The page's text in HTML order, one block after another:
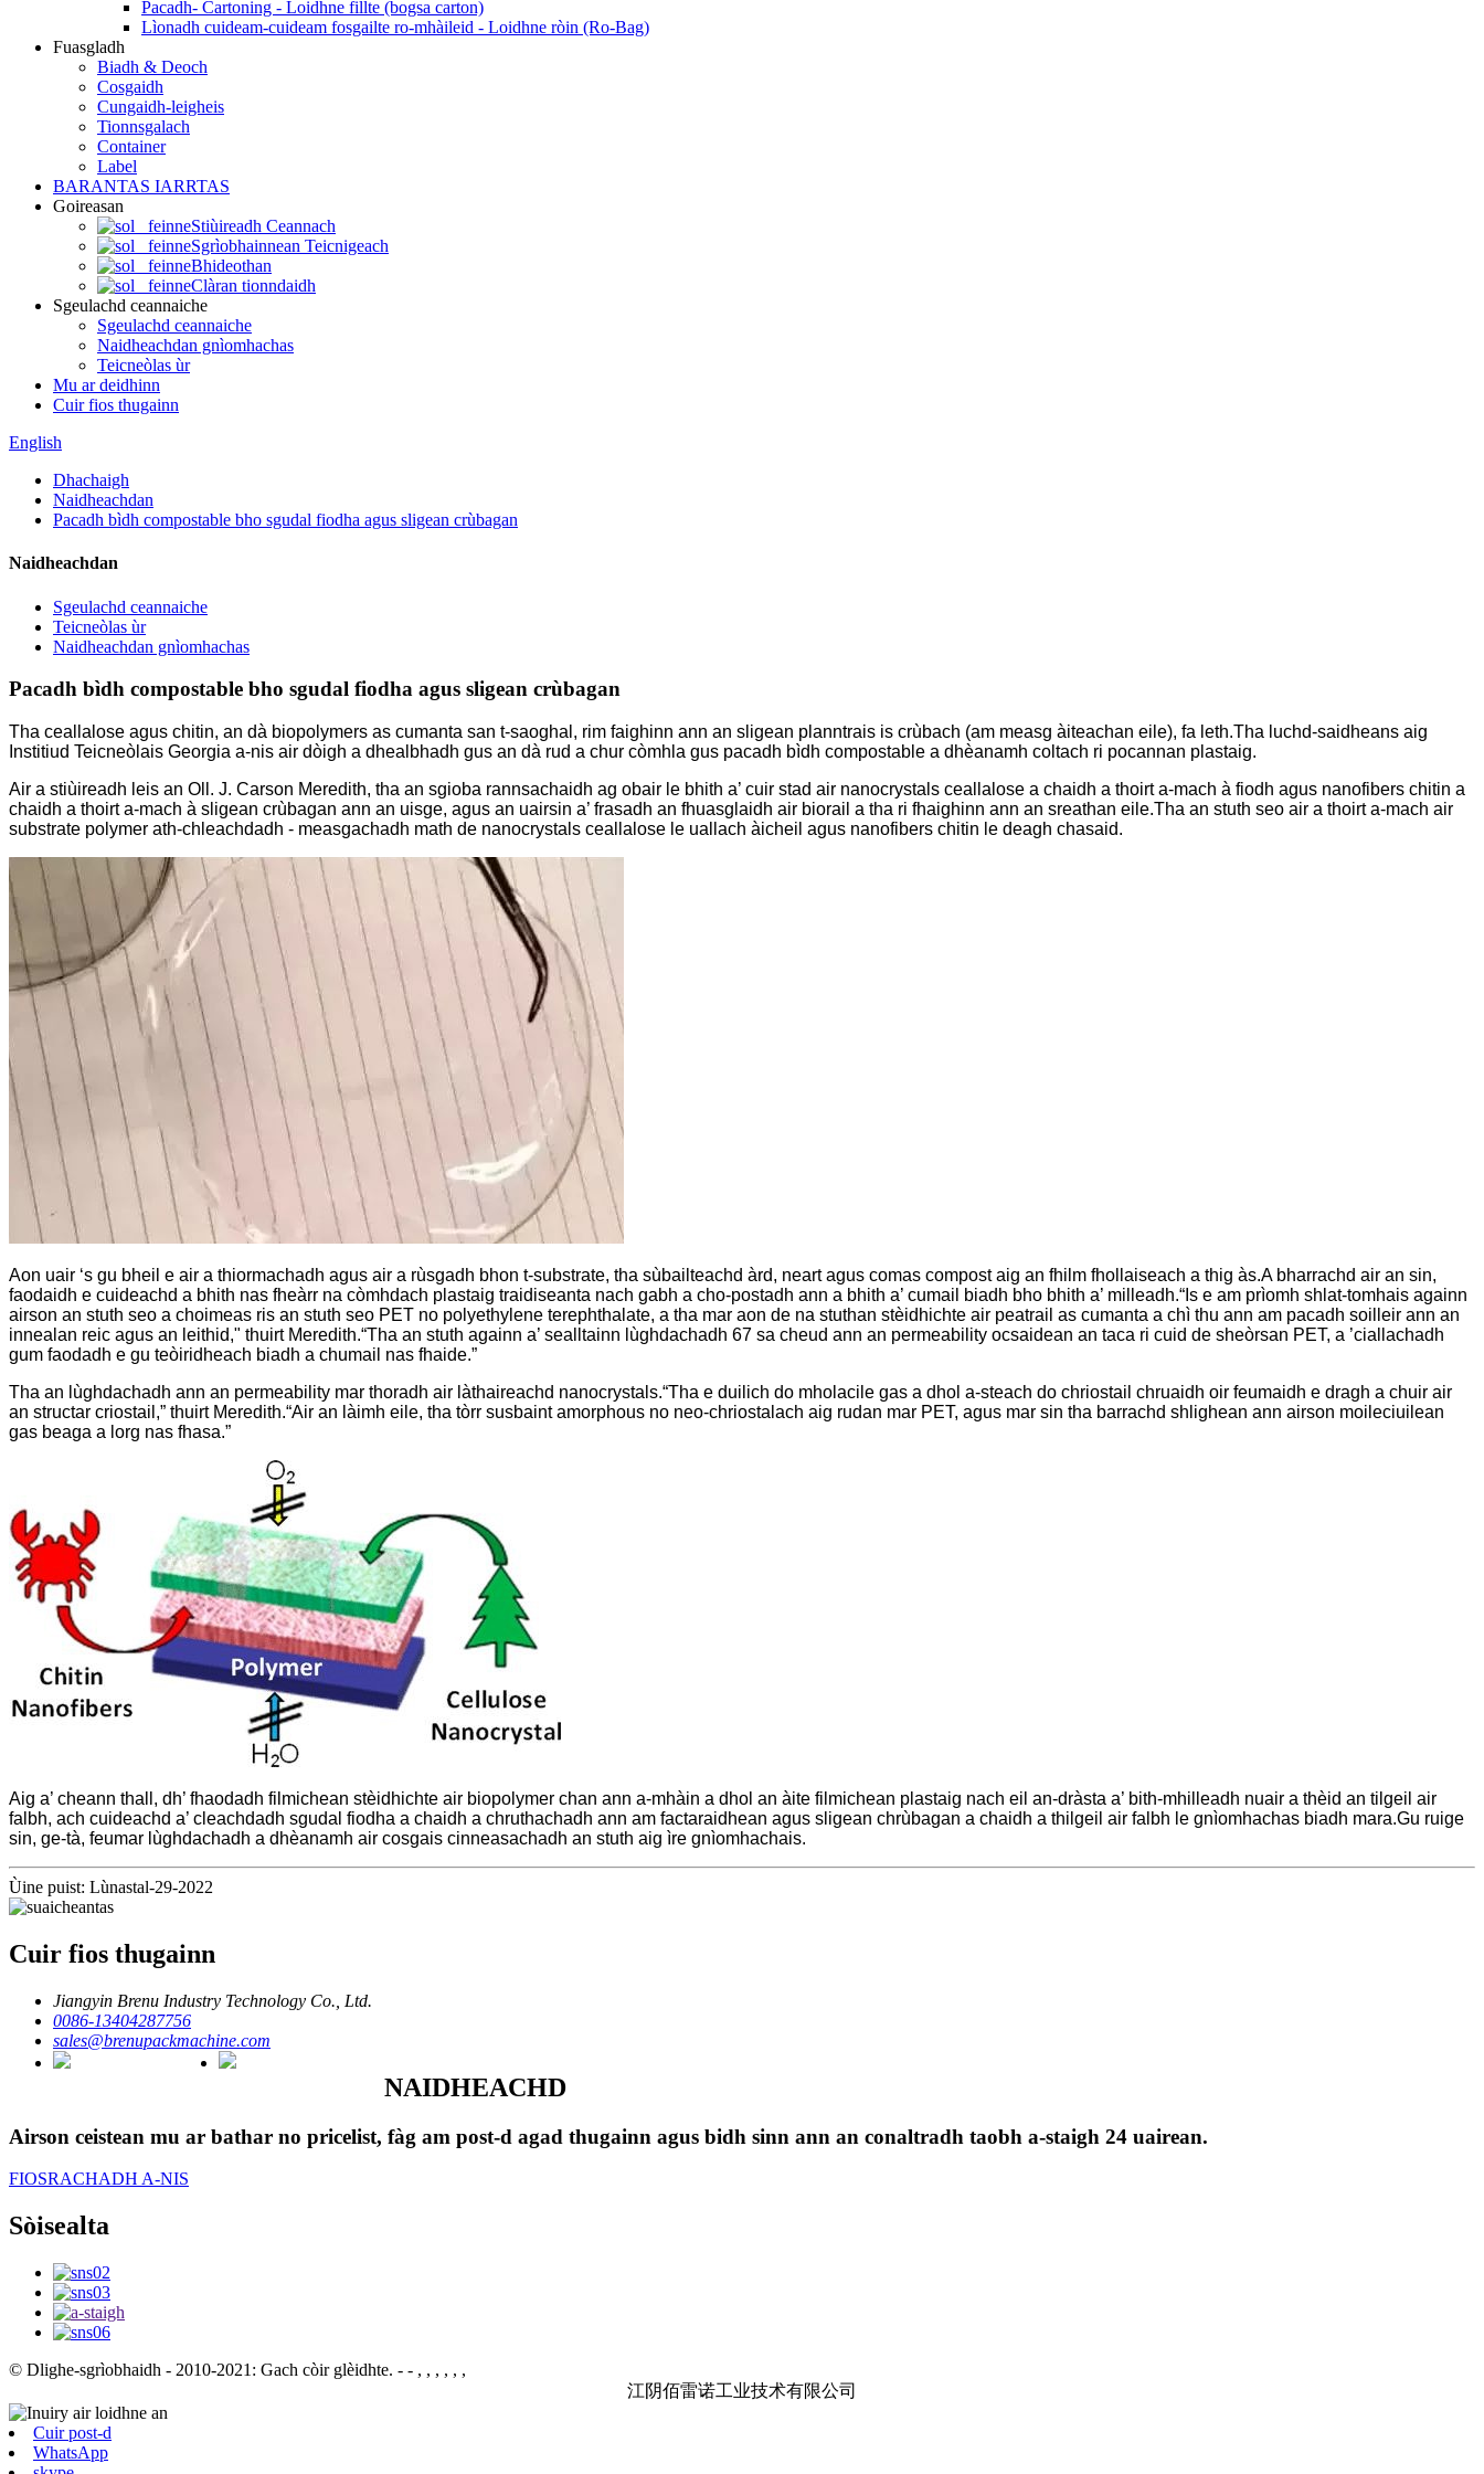
Pacadh- Cartoning - Loidhne fillte (bogsa carton)
Lìonadh cuideam-cuideam fosgailte ro-mhàileid - Loidhne ròin (Ro-Bag)
Fuasgladh
Biadh & Deoch
Cosgaidh
Cungaidh-leigheis
Tionnsgalach
Container
Label
BARANTAS IARRTAS
Goireasan
Stiùireadh Ceannach
Sgrìobhainnean Teicnigeach
Bhideothan
Clàran tionndaidh
Sgeulachd ceannaiche
Sgeulachd ceannaiche
Naidheachdan gnìomhachas
Teicneòlas ùr
Mu ar deidhinn
Cuir fios thugainn
English
Dhachaigh
Naidheachdan
Pacadh bìdh compostable bho sgudal fiodha agus sligean crùbagan
Naidheachdan
Sgeulachd ceannaiche
Teicneòlas ùr
Naidheachdan gnìomhachas
Pacadh bìdh compostable bho sgudal fiodha agus sligean crùbagan
Tha ceallalose agus chitin, an dà biopolymers as cumanta san t-saoghal, rim faighinn ann an sligean planntrais is crùbach (am measg àiteachan eile), fa leth.Tha luchd-saidheans aig
Institiud Teicneòlais Georgia a-nis air dòigh a dhealbhadh gus an dà rud a chur còmhla gus pacadh bìdh compostable a dhèanamh coltach ri pocannan plastaig.
Air a stiùireadh leis an Oll. J. Carson Meredith, tha an sgioba rannsachaidh ag obair le bhith a’ cuir stad air nanocrystals ceallalose a chaidh a thoirt a-mach à fiodh agus nanofibers chitin a
chaidh a thoirt a-mach à sligean crùbagan ann an uisge, agus an uairsin a’ frasadh an fhuasglaidh air biorail a tha ri fhaighinn ann an sreathan eile.Tha an stuth seo air a thoirt a-mach air
substrate polymer ath-chleachdadh - measgachadh math de nanocrystals ceallalose le uallach àicheil agus nanofibers chitin le deagh chasaid.
Aon uair ‘s gu bheil e air a thiormachadh agus air a rùsgadh bhon t-substrate, tha sùbailteachd àrd, neart agus comas compost aig an fhilm fhollaiseach a thig às.A bharrachd air an sin,
faodaidh e cuideachd a bhith nas fheàrr na còmhdach plastaig traidiseanta nach gabh a cho-postadh ann a bhith a’ cumail biadh bho bhith a’ milleadh.“Is e am prìomh shlat-tomhais againn
airson an stuth seo a choimeas ris an stuth seo PET no polyethylene terephthalate, a tha mar aon de na stuthan stèidhichte air peatrail as cumanta a chì thu ann am pacadh soilleir ann an
innealan reic agus an leithid," thuirt Meredith.“Tha an stuth againn a’ sealltainn lùghdachadh 67 sa cheud ann an permeability ocsaidean an taca ri cuid de sheòrsan PET, a ’ciallachadh
gum faodadh e gu teòiridheach biadh a chumail nas fhaide.”
Tha an lùghdachadh ann an permeability mar thoradh air làthaireachd nanocrystals.“Tha e duilich do mholacile gas a dhol a-steach do chriostail chruaidh oir feumaidh e dragh a chuir air
an structar criostail,” thuirt Meredith.“Air an làimh eile, tha tòrr susbaint amorphous no neo-chriostalach aig rudan mar PET, agus mar sin tha barrachd shlighean ann airson moileciuilean
gas beaga a lorg nas fhasa.”
Aig a’ cheann thall, dh’ fhaodadh filmichean stèidhichte air biopolymer chan ann a-mhàin a dhol an àite filmichean plastaig nach eil an-dràsta a’ bith-mhilleadh nuair a thèid an tilgeil air
falbh, ach cuideachd a’ cleachdadh sgudal fiodha a chaidh a chruthachadh ann am factaraidhean agus sligean chrùbagan a chaidh a thilgeil air falbh le gnìomhachas biadh mara.Gu ruige
sin, ge-tà, feumar lùghdachadh a dhèanamh air cosgais cinneasachadh an stuth aig ìre gnìomhachais.
Ùine puist: Lùnastal-29-2022
Cuir fios thugainn
Jiangyin Brenu Industry Technology Co., Ltd.
0086-13404287756
sales@brenupackmachine.com
NAIDHEACHD
Airson ceistean mu ar bathar no pricelist, fàg am post-d agad thugainn agus bidh sinn ann an conaltradh taobh a-staigh 24 uairean.
FIOSRACHADH A-NIS
Sòisealta
© Dlighe-sgrìobhaidh - 2010-2021: Gach còir glèidhte. - - , , , , , ,
江阴佰雷诺工业技术有限公司
Cuir post-d
WhatsApp